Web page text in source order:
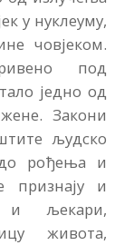
у нуклеуму,
човјеком.
под
једно од
Закони
људско
до рођења и
признају и
и љекари,
живота,